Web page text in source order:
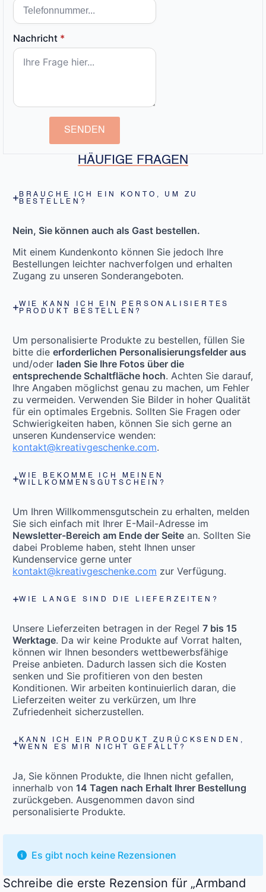
Nachricht *
SENDEN
HÄUFIGE FRAGEN
BRAUCHE ICH EIN KONTO, UM ZU
BESTELLEN?
Nein, Sie können auch als Gast bestellen.
Mit einem Kundenkonto können Sie jedoch Ihre
Bestellungen leichter nachverfolgen und erhalten
Zugang zu unseren Sonderangeboten.
WIE KANN ICH EIN PERSONALISIERTES
PRODUKT BESTELLEN?
Um personalisierte Produkte zu bestellen, füllen Sie
bitte die erforderlichen Personalisierungsfelder aus
und/oder laden Sie Ihre Fotos über die
entsprechende Schaltfläche hoch. Achten Sie darauf,
Ihre Angaben möglichst genau zu machen, um Fehler
zu vermeiden. Verwenden Sie Bilder in hoher Qualität
für ein optimales Ergebnis. Sollten Sie Fragen oder
Schwierigkeiten haben, können Sie sich gerne an
unseren Kundenservice wenden:
kontakt@kreativgeschenke.com.
WIE BEKOMME ICH MEINEN
WILLKOMMENSGUTSCHEIN?
Um Ihren Willkommensgutschein zu erhalten, melden
Sie sich einfach mit Ihrer E-Mail-Adresse im
Newsletter-Bereich am Ende der Seite an. Sollten Sie
dabei Probleme haben, steht Ihnen unser
Kundenservice gerne unter
kontakt@kreativgeschenke.com zur Verfügung.
WIE LANGE SIND DIE LIEFERZEITEN?
Unsere Lieferzeiten betragen in der Regel 7 bis 15
Werktage. Da wir keine Produkte auf Vorrat halten,
können wir Ihnen besonders wettbewerbsfähige
Preise anbieten. Dadurch lassen sich die Kosten
senken und Sie profitieren von den besten
Konditionen. Wir arbeiten kontinuierlich daran, die
Lieferzeiten weiter zu verkürzen, um Ihre
Zufriedenheit sicherzustellen.
KANN ICH EIN PRODUKT ZURÜCKSENDEN,
WENN ES MIR NICHT GEFÄLLT?
Ja, Sie können Produkte, die Ihnen nicht gefallen,
innerhalb von 14 Tagen nach Erhalt Ihrer Bestellung
zurückgeben. Ausgenommen davon sind
personalisierte Produkte.
Es gibt noch keine Rezensionen
Schreibe die erste Rezension für „Armband